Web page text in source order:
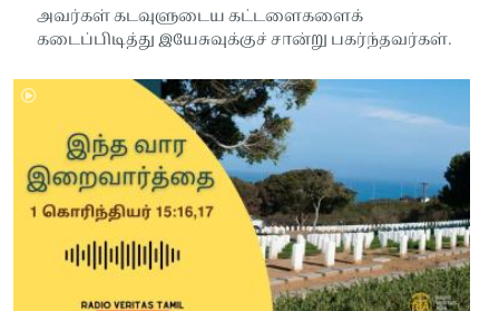
அவர்கள் கடவுளுடைய கட்டளைகளைக்
கடைப்பிடித்து இயேசுவுக்குச் சான்று பகர்ந்தவர்கள்.